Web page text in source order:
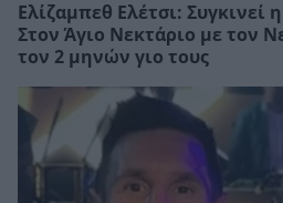
Ελίζαμπεθ Ελέτσι: Συγκινεί
Στον Άγιο Νεκτάριο με τον
τον 2 μηνών γιο τους